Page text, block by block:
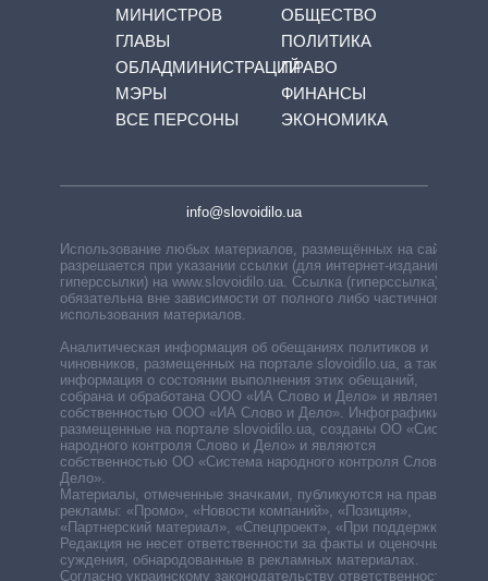
МИНИСТРОВ
ГЛАВЫ
ОБЛАДМИНИСТРАЦИЙ
МЭРЫ
ВСЕ ПЕРСОНЫ
ОБЩЕСТВО
ПОЛИТИКА
ПРАВО
ФИНАНСЫ
ЭКОНОМИКА
info@slovoidilo.ua
Использование любых материалов, размещённых на сайте,
разрешается при указании ссылки (для интернет-изданий —
гиперссылки) на www.slovoidilo.ua. Ссылка (гиперссылка)
обязательна вне зависимости от полного либо частичного
использования материалов.
Аналитическая информация об обещаниях политиков и
чиновников, размещенных на портале slovoidilo.ua, а также
информация о состоянии выполнения этих обещаний,
собрана и обработана ООО «ИА Слово и Дело» и является
собственностью ООО «ИА Слово и Дело». Инфографики,
размещенные на портале slovoidilo.ua, созданы ОО «Система
народного контроля Слово и Дело» и являются
собственностью ОО «Система народного контроля Слово и
Дело».
Материалы, отмеченные значками, публикуются на правах
рекламы: «Промо», «Новости компаний», «Позиция»,
«Партнерский материал», «Спецпроект», «При поддержке».
Редакция не несет ответственности за факты и оценочные
суждения, обнародованные в рекламных материалах.
Согласно украинскому законодательству ответственность за